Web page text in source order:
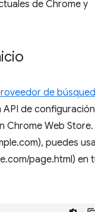
de Chrome y
de
API de configuración
Chrome Web Store.
puedes
page.html) en